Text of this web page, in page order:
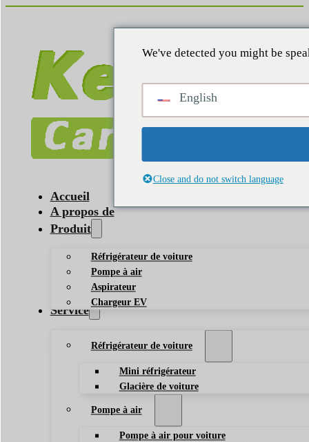
Accueil
A propos de
Produit
Réfrigérateur de voiture
Pompe à air
Aspirateur
Chargeur EV
Service
Réfrigérateur de voiture
Mini réfrigérateur
Glacière de voiture
Pompe à air
Pompe à air pour voiture
We've detected you might be
English
Close and do not switch language